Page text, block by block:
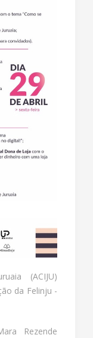
(ACIJU)
da Felinju -
Rezende